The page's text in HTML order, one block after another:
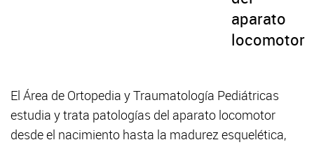
aparato
locomotor
El Área de Ortopedia y Traumatología Pediátricas
estudia y trata patologías del aparato locomotor
desde el nacimiento hasta la madurez esquelética,